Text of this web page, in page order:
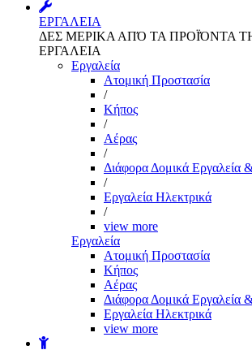
ΕΡΓΑΛΕΙΑ
ΔΕΣ ΜΕΡΙΚΑ ΑΠΌ ΤΑ ΠΡΟΪΌΝΤΑ
ΕΡΓΑΛΕΙΑ
Εργαλεία
Aτομική Προστασία
/
Kήπος
/
Αέρας
/
Διάφορα Δομικά Εργαλεία
/
Εργαλεία Ηλεκτρικά
/
view more
Εργαλεία
Aτομική Προστασία
Kήπος
Αέρας
Διάφορα Δομικά Εργαλεία
Εργαλεία Ηλεκτρικά
view more